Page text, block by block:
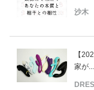
沙木
【
家が...